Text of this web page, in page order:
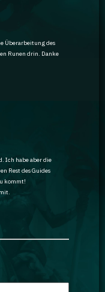
Überarbeitung des
Runen drin. Danke
Ich habe aber die
Rest des Guides
kommt!